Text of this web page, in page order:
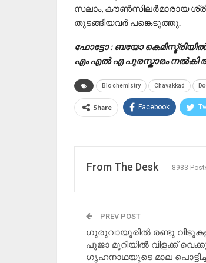
സലാം, കൗൺസിലർമാരായ
തുടങ്ങിയവർ പങ്കെടുത്തു.
ഫോട്ടോ : ബയോ
എം എൽ എ പുരസ്കാരം നൽകി
Bio chemistry Chavakkad
Share Facebook
From The Desk 8983
PREV POST
ഗുരുവായൂരിൽ രണ്ടു
പൂജാ മുറിയിൽ വിളക്ക്
ഗൃഹനാഥയുടെ മാല